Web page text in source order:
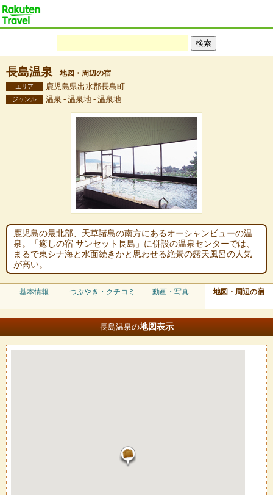
長島温泉 地図・周辺の宿
エリア 鹿児島県出水郡長島町
ジャンル 温泉 - 温泉地 - 温泉地
鹿児島の最北部、天草諸島の南方にあるオーシャンビューの温
泉。「癒しの宿 サンセット長島」に併設の温泉センターでは、
まるで東シナ海と水面続きかと思わせる絶景の露天風呂の人気
が高い。
基本情報 つぶやき・クチコミ 動画・写真 地図・周辺の宿
長島温泉の地図表示